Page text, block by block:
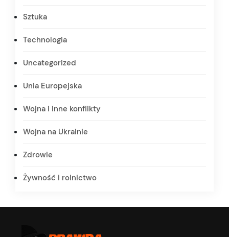
Sztuka
Technologia
Uncategorized
Unia Europejska
Wojna i inne konflikty
Wojna na Ukrainie
Zdrowie
Żywność i rolnictwo